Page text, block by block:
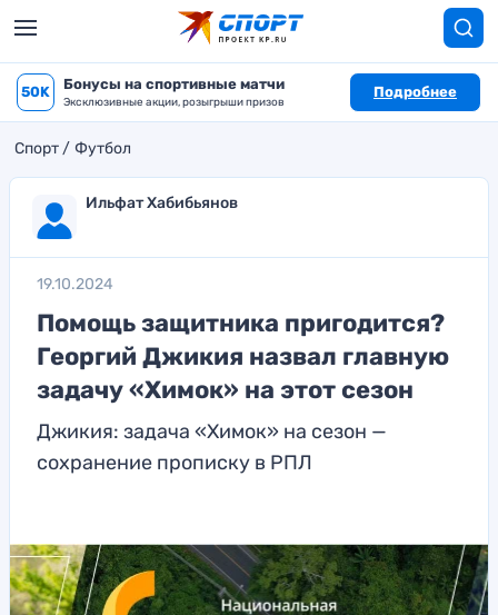
50K Бонусы на спортивные матчи
Эксклюзивные акции, розыгрыши призов
Подробнее
Спорт Футбол
Ильфат Хабибьянов
19.10.2024
Помощь защитника пригодится?
Георгий Джикия назвал главную
задачу «Химок» на этот сезон
Джикия: задача «Химок» на сезон —
сохранение прописку в РПЛ